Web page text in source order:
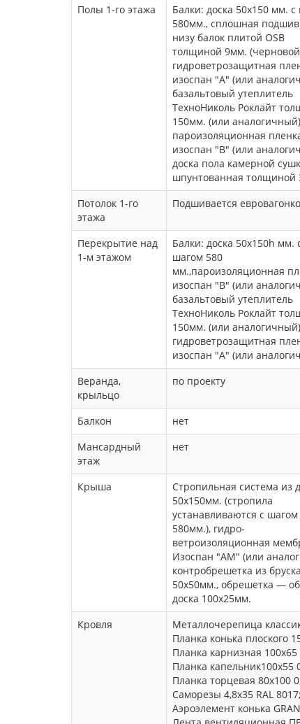
Полы 1-го этажа
Балки: доска 50х150 мм.
580мм., сплошная
низу балок плитой OSB
толщиной 9мм.
гидроветрозащитная
изоспан "А" (или
базальтовый утеплитель
ТехноНиколь Роклайт
150мм. (или
пароизоляционная
изоспан "В" (или
доска пола камерной
шпунтованная толщиной
Потолок 1-го
этажа
Подшивается
Перекрытие над
1-м этажом
Балки: доска 50х150h мм.
шагом 580
мм.,пароизоляционная
изоспан "В" (или
базальтовый утеплитель
ТехноНиколь Роклайт
150мм. (или
гидроветрозащитная
изоспан "А" (или
Веранда,
крыльцо
по проекту
Балкон
нет
Мансардный
этаж
нет
Крыша
Стропильная система из
50х150мм. (стропила
устанавливаются с шагом
580мм.), гидро-
ветроизоляционная
Изоспан "АМ" (или
контробрешетка из бруска
50х50мм., обрешетка —
доска 100х25мм.
Кровля
Металлочерепица
Планка конька плоского
Планка карнизная
Планка капельник100х55
Планка торцевая 80х100
Саморезы 4,8х35 RAL
Аэроэлемент конька